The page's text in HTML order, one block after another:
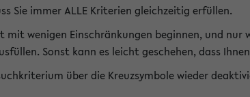
Sie immer ALLE Kriterien gleichzeitig erfüllen.
mit wenigen Einschränkungen beginnen, und nur
Sonst kann es leicht geschehen, dass
über die Kreuzsymbole wieder